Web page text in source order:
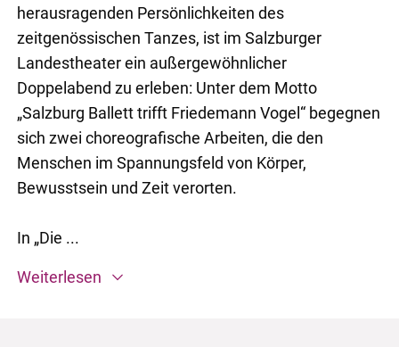
herausragenden Persönlichkeiten des
zeitgenössischen Tanzes, ist im Salzburger
Landestheater ein außergewöhnlicher
Doppelabend zu erleben: Unter dem Motto
„Salzburg Ballett trifft Friedemann Vogel“ begegnen
sich zwei choreografische Arbeiten, die den
Menschen im Spannungsfeld von Körper,
Bewusstsein und Zeit verorten.
In „Die ...
Weiterlesen